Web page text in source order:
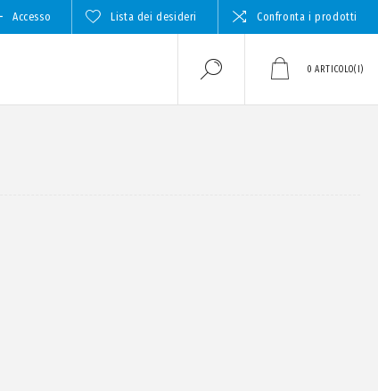
Accesso Lista dei desideri Confronta i prodotti
0 ARTICOLO(I)